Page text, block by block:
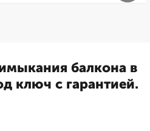
балкона в
ключ с гарантией.